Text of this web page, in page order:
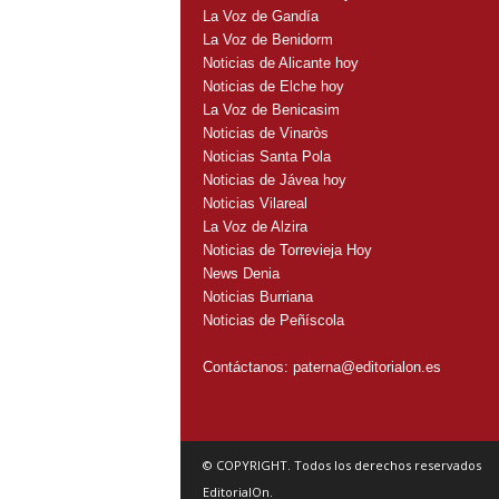
La Voz de Gandía
La Voz de Benidorm
Noticias de Alicante hoy
Noticias de Elche hoy
La Voz de Benicasim
Noticias de Vinaròs
Noticias Santa Pola
Noticias de Jávea hoy
Noticias Vilareal
La Voz de Alzira
Noticias de Torrevieja Hoy
News Denia
Noticias Burriana
Noticias de Peñíscola
Contáctanos: paterna@editorialon.es
© COPYRIGHT. Todos los derechos reservados
EditorialOn.